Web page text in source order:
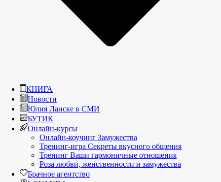
КНИГА
Новости
Юлия Ланске в СМИ
БУТИК
Онлайн-курсы
Онлайн-коучинг Замужества
Тренинг-игра Секреты вкусного общения
Тренинг Ваши гармоничные отношения
Роза любви, женственности и замужества
Брачное агентство